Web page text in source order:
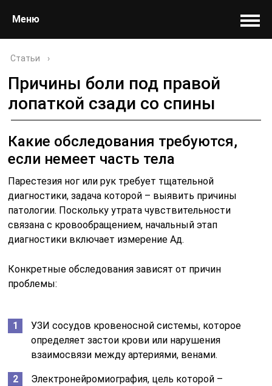
Меню
Статьи ›
Причины боли под правой
лопаткой сзади со спины
Какие обследования требуются,
если немеет часть тела
Парестезия ног или рук требует тщательной
диагностики, задача которой – выявить причины
патологии. Поскольку утрата чувствительности
связана с кровообращением, начальный этап
диагностики включает измерение Ад.
Конкретные обследования зависят от причин
проблемы:
УЗИ сосудов кровеносной системы, которое
определяет застои крови или нарушения
взаимосвязи между артериями, венами.
Электронейромиография, цель которой –